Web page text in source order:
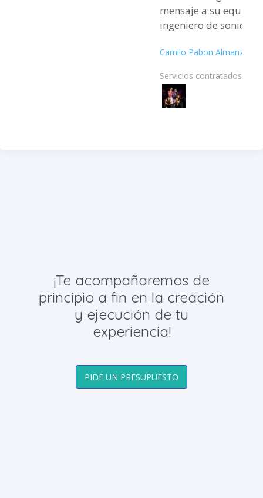
mensaje a su equipo,
ingeniero de sonido y
sábado pasado. Muchos
saludos y feliz tarde.
Camilo Pabon Almanza
Servicios contratados:
¡Te acompañaremos de
principio a fin en la creación
y ejecución de tu
experiencia!
PIDE UN PRESUPUESTO